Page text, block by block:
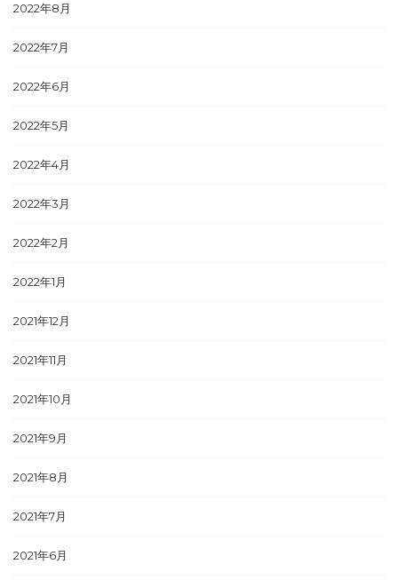
2022年8月
2022年7月
2022年6月
2022年5月
2022年4月
2022年3月
2022年2月
2022年1月
2021年12月
2021年11月
2021年10月
2021年9月
2021年8月
2021年7月
2021年6月